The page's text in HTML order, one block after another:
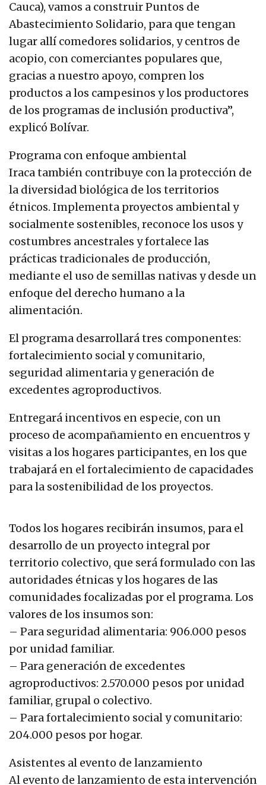
Cauca), vamos a construir Puntos de
Abastecimiento Solidario, para que tengan
lugar allí comedores solidarios, y centros de
acopio, con comerciantes populares que,
gracias a nuestro apoyo, compren los
productos a los campesinos y los productores
de los programas de inclusión productiva”,
explicó Bolívar.
Programa con enfoque ambiental
Iraca también contribuye con la protección de
la diversidad biológica de los territorios
étnicos. Implementa proyectos ambiental y
socialmente sostenibles, reconoce los usos y
costumbres ancestrales y fortalece las
prácticas tradicionales de producción,
mediante el uso de semillas nativas y desde un
enfoque del derecho humano a la
alimentación.
El programa desarrollará tres componentes:
fortalecimiento social y comunitario,
seguridad alimentaria y generación de
excedentes agroproductivos.
Entregará incentivos en especie, con un
proceso de acompañamiento en encuentros y
visitas a los hogares participantes, en los que
trabajará en el fortalecimiento de capacidades
para la sostenibilidad de los proyectos.
Todos los hogares recibirán insumos, para el
desarrollo de un proyecto integral por
territorio colectivo, que será formulado con las
autoridades étnicas y los hogares de las
comunidades focalizadas por el programa. Los
valores de los insumos son:
– Para seguridad alimentaria: 906.000 pesos
por unidad familiar.
– Para generación de excedentes
agroproductivos: 2.570.000 pesos por unidad
familiar, grupal o colectivo.
– Para fortalecimiento social y comunitario:
204.000 pesos por hogar.
Asistentes al evento de lanzamiento
Al evento de lanzamiento de esta intervención